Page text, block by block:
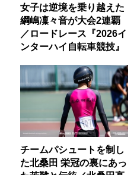
女子は逆境を乗り越えた
綱嶋凜々音が大会2連覇
／ロードレース『2026イ
ンターハイ自転車競技』
チームパシュートを制し
た北桑田 栄冠の裏にあっ